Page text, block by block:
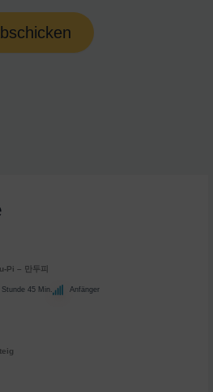
Pi – 만두피
Stunde 45 Min. Anfänger